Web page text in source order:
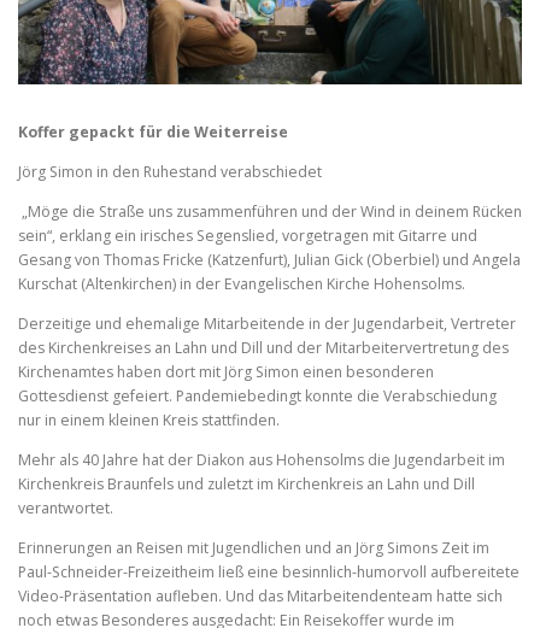
Koffer gepackt für die Weiterreise
Jörg Simon in den Ruhestand verabschiedet
„Möge die Straße uns zusammenführen und der Wind in deinem Rücken
sein“, erklang ein irisches Segenslied, vorgetragen mit Gitarre und
Gesang von Thomas Fricke (Katzenfurt), Julian Gick (Oberbiel) und Angela
Kurschat (Altenkirchen) in der Evangelischen Kirche Hohensolms.
Derzeitige und ehemalige Mitarbeitende in der Jugendarbeit, Vertreter
des Kirchenkreises an Lahn und Dill und der Mitarbeitervertretung des
Kirchenamtes haben dort mit Jörg Simon einen besonderen
Gottesdienst gefeiert. Pandemiebedingt konnte die Verabschiedung
nur in einem kleinen Kreis stattfinden.
Mehr als 40 Jahre hat der Diakon aus Hohensolms die Jugendarbeit im
Kirchenkreis Braunfels und zuletzt im Kirchenkreis an Lahn und Dill
verantwortet.
Erinnerungen an Reisen mit Jugendlichen und an Jörg Simons Zeit im
Paul-Schneider-Freizeitheim ließ eine besinnlich-humorvoll aufbereitete
Video-Präsentation aufleben. Und das Mitarbeitendenteam hatte sich
noch etwas Besonderes ausgedacht: Ein Reisekoffer wurde im